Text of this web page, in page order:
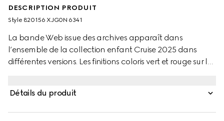
DESCRIPTION PRODUIT
Style ‎820156 XJG0N 6341
La bande Web issue des archives apparaît dans
l’ensemble de la collection enfant Cruise 2025 dans
différentes versions. Les finitions coloris vert et rouge sur les
aventure. Ce pantalon pour bébé en jersey de coton
Détails du produit